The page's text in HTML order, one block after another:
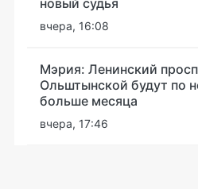
новый судья
вчера, 16:08
Мэрия: Ленинский
Ольштынской будут по
больше месяца
вчера, 17:46